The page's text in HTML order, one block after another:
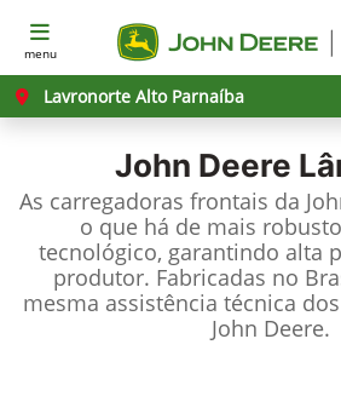
menu
Lavronorte Alto Parnaíba
John Deere
As carregadoras frontais da
o que há de mais
tecnológico, garantindo alta
produtor. Fabricadas no
mesma assistência técnica
John Deere.